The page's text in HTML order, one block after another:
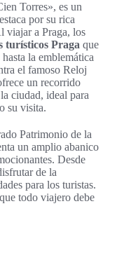
Torres», es un
por su rica
viajar a Praga, los
turísticos Praga que
la emblemática
el famoso Reloj
un recorrido
ciudad, ideal para
su visita.
Patrimonio de la
un amplio abanico
Desde
de la
para los turistas.
todo viajero debe